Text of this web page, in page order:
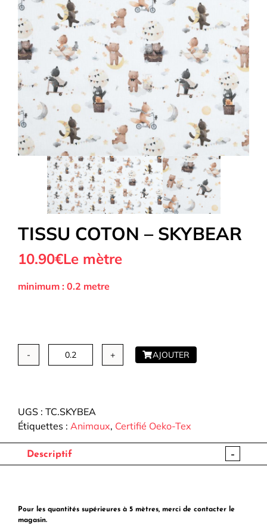
La Mercerie Tous nos Tissus
Autour de la couture OUTLET
Exclusivité WEB
TISSU COTON – SKYBEAR
10.90€Le mètre
minimum : 0.2 metre
quantité
-
Skybear
AJOUTER
UGS : TC.SKYBEA
Étiquettes : Animaux, Certifié Oeko-Tex
Descriptif -
Pour les quantités supérieures à 5 mètres, merci de contacter le
magasin.